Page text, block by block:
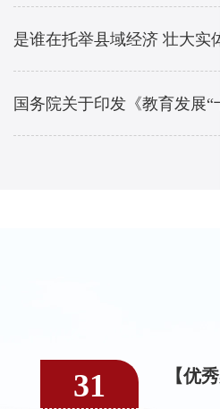
是谁在托举县域经济 壮大实
国务院关于印发《教育发展
31